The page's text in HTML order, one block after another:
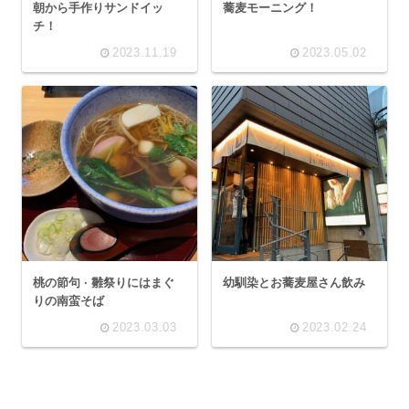
朝から手作りサンドイッ
チ！
2023.11.19
蕎麦モーニング！
2023.05.02
桃の節句 · 雛祭りにはまぐ
りの南蛮そば
2023.03.03
幼馴染とお蕎麦屋さん飲み
2023.02.24